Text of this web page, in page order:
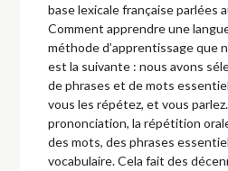
base lexicale française parlées
Comment apprendre une
méthode d’apprentissage que
est la suivante : nous avons
de phrases et de mots
vous les répétez, et vous
prononciation, la répétition
des mots, des phrases
vocabulaire. Cela fait des